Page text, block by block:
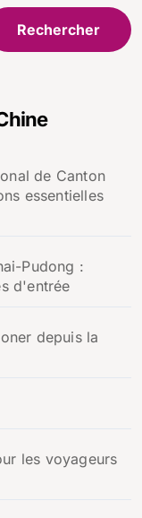
de Canton
essentielles
Pudong :
d'entrée
depuis la
les voyageurs